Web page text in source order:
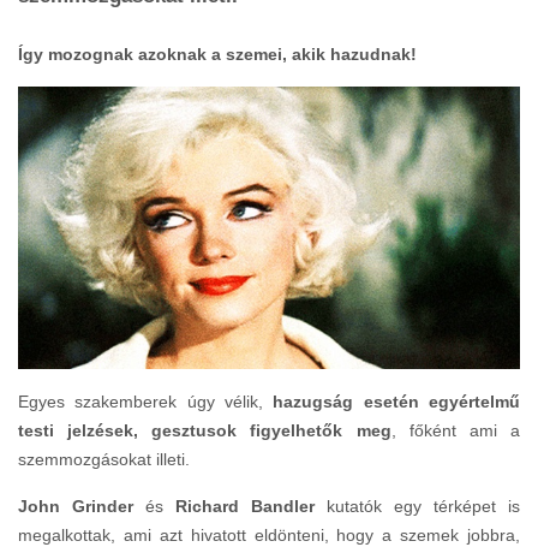
Így mozognak azoknak a szemei, akik hazudnak!
Egyes szakemberek úgy vélik, hazugság esetén egyértelmű
testi jelzések, gesztusok figyelhetők meg , főként ami a
szemmozgásokat illeti.
John Grinderés Richard Bandlerkutatók egy térképet is
megalkottak, ami azt hivatott eldönteni, hogy a szemek jobbra,